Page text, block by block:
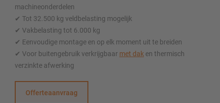
machineonderdelen
✔ Tot 32.500 kg veldbelasting mogelijk
✔ Vakbelasting tot 6.000 kg
✔ Eenvoudige montage en op elk moment uit te breiden
✔ Voor buitengebruik verkrijgbaar met dak en thermisch
verzinkte afwerking
Offerteaanvraag